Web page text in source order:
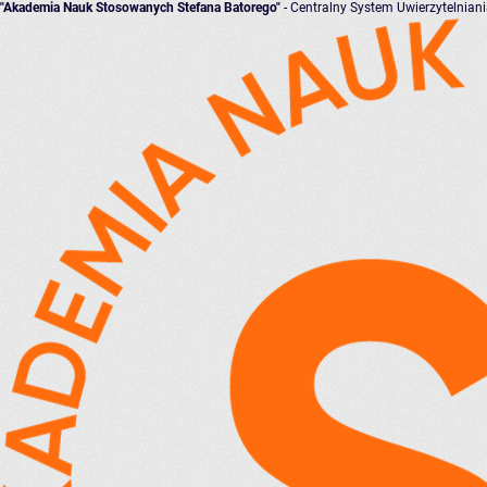
"Akademia Nauk Stosowanych Stefana Batorego" - Centralny System